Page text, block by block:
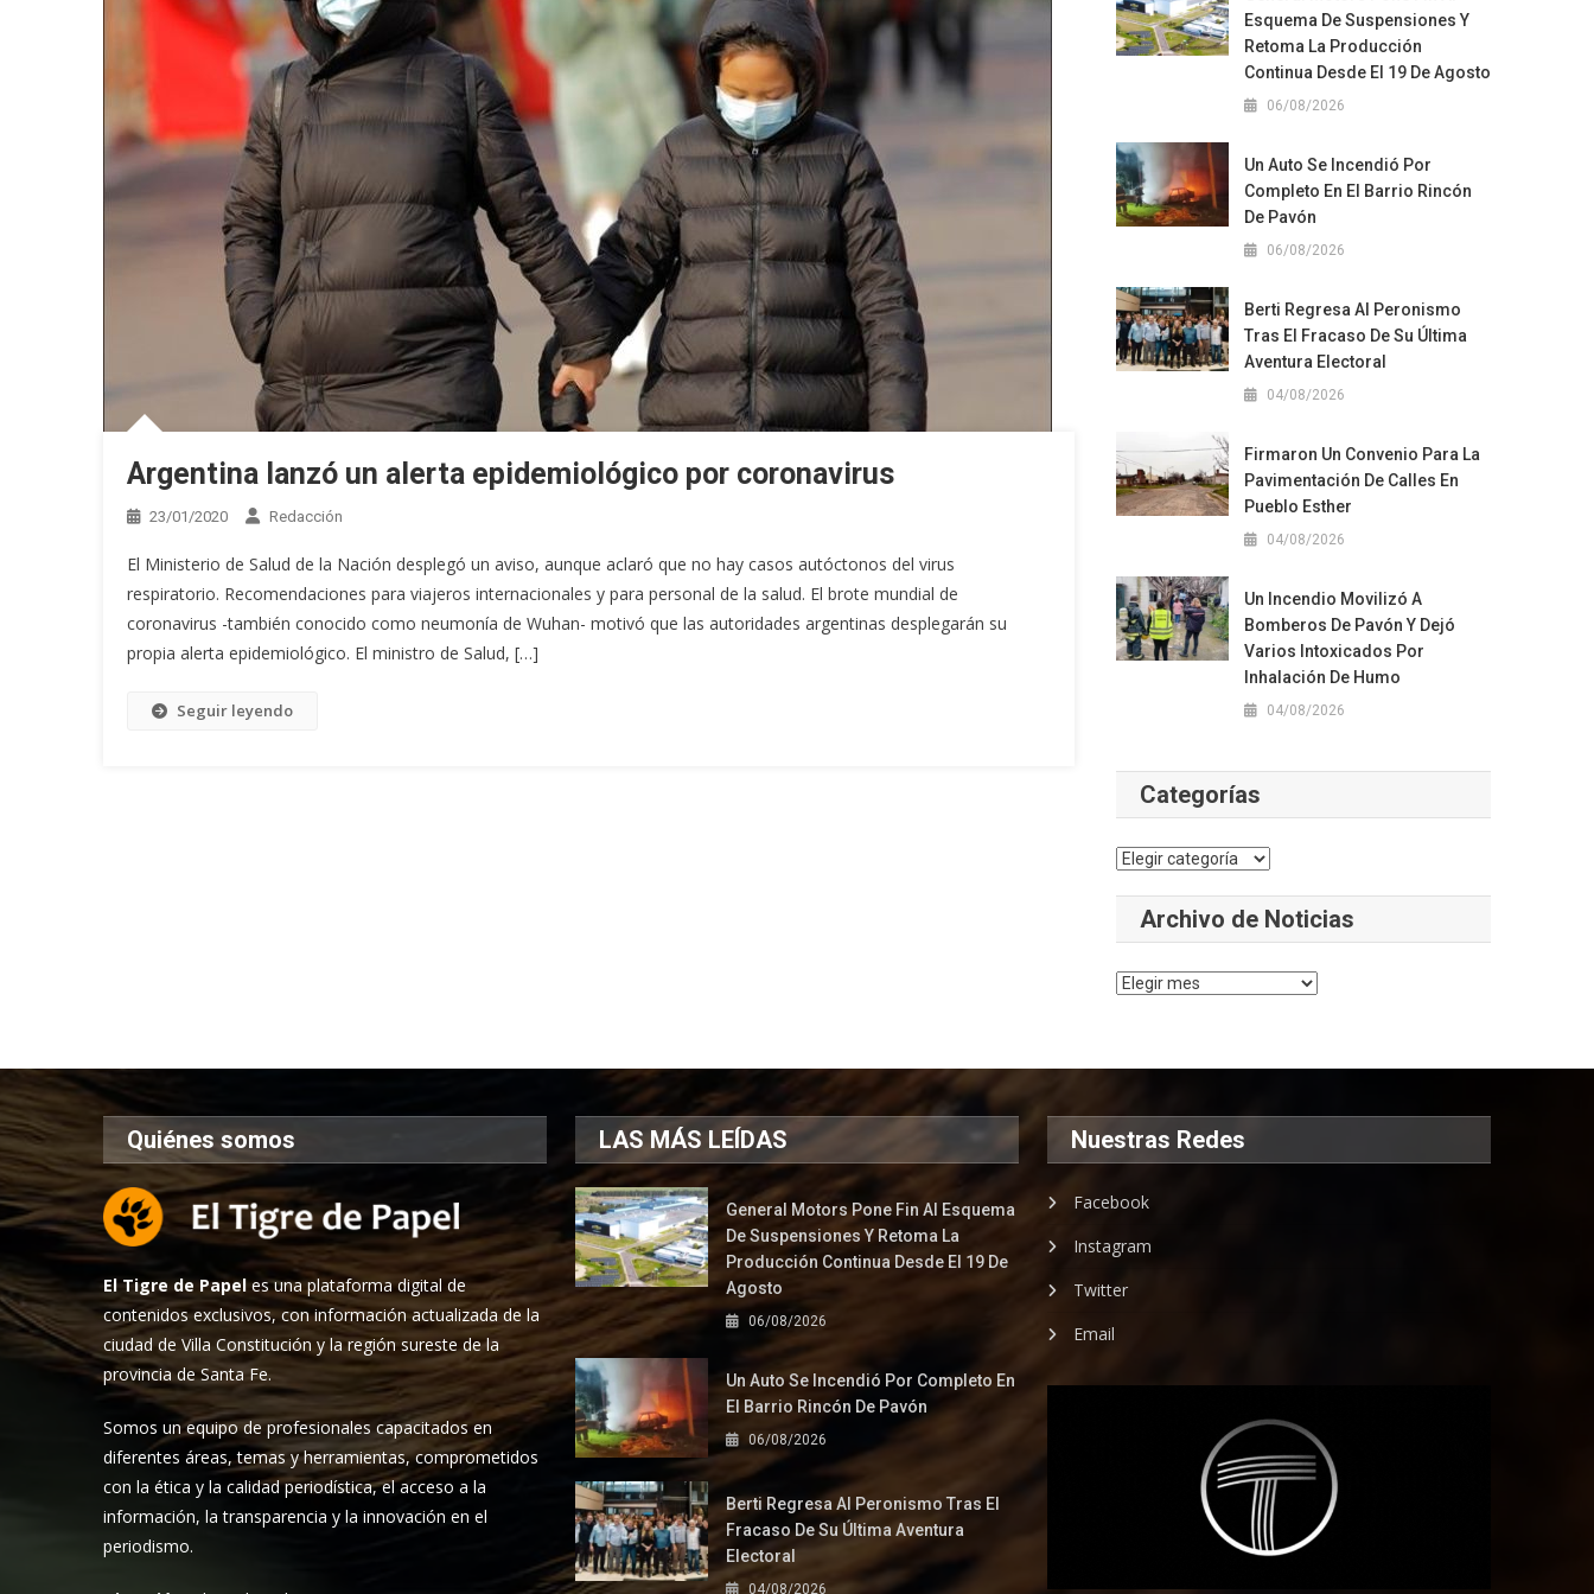
Argentina lanzó un alerta epidemiológico por coronavirus
23/01/2020 Redacción
El Ministerio de Salud de la Nación desplegó un aviso, aunque aclaró que no hay casos autóctonos del virus
respiratorio. Recomendaciones para viajeros internacionales y para personal de la salud. El brote mundial de
coronavirus -también conocido como neumonía de Wuhan- motivó que las autoridades argentinas desplegarán su
propia alerta epidemiológico. El ministro de Salud, […]
Seguir leyendo
Esquema De Suspensiones Y
Retoma La Producción
Continua Desde El 19 De Agosto
06/08/2026
Un Auto Se Incendió Por
Completo En El Barrio Rincón
De Pavón
06/08/2026
Berti Regresa Al Peronismo
Tras El Fracaso De Su Última
Aventura Electoral
04/08/2026
Firmaron Un Convenio Para La
Pavimentación De Calles En
Pueblo Esther
04/08/2026
Un Incendio Movilizó A
Bomberos De Pavón Y Dejó
Varios Intoxicados Por
Inhalación De Humo
04/08/2026
Categorías
Categorías
Archivo de Noticias
Archivo
Quiénes somos
El Tigre de Papeles una plataforma digital de
contenidos exclusivos, con información actualizada de la
ciudad de Villa Constitución y la región sureste de la
provincia de Santa Fe.
Somos un equipo de profesionales capacitados en
diferentes áreas, temas y herramientas, comprometidos
con la ética y la calidad periodística, el acceso a la
información, la transparencia y la innovación en el
periodismo.
LAS MÁS LEÍDAS
General Motors Pone Fin Al Esquema
De Suspensiones Y Retoma La
Producción Continua Desde El 19 De
Agosto
06/08/2026
Un Auto Se Incendió Por Completo En
El Barrio Rincón De Pavón
06/08/2026
Berti Regresa Al Peronismo Tras El
Fracaso De Su Última Aventura
Electoral
04/08/2026
Nuestras Redes
Facebook
Instagram
Twitter
Email